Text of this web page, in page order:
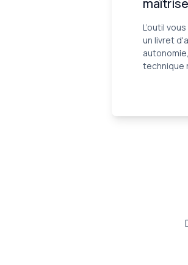
L’outil
un livret
technique